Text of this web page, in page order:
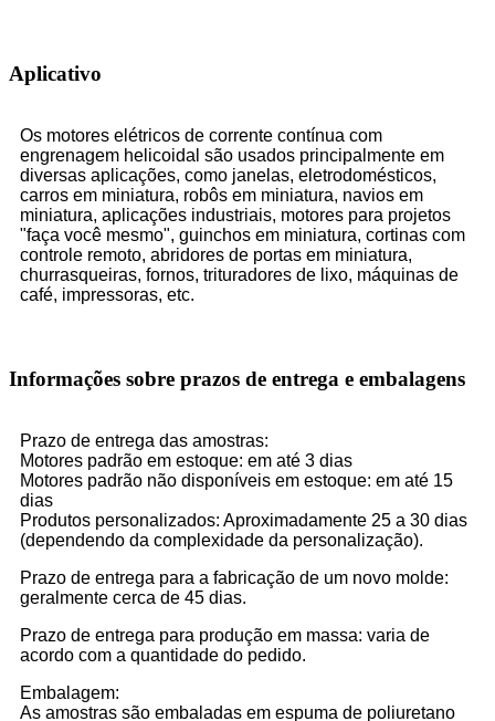
Aplicativo
Os motores elétricos de corrente contínua com
engrenagem helicoidal são usados ​​principalmente em
diversas aplicações, como janelas, eletrodomésticos,
carros em miniatura, robôs em miniatura, navios em
miniatura, aplicações industriais, motores para projetos
"faça você mesmo", guinchos em miniatura, cortinas com
controle remoto, abridores de portas em miniatura,
churrasqueiras, fornos, trituradores de lixo, máquinas de
café, impressoras, etc.
Informações sobre prazos de entrega e embalagens
Prazo de entrega das amostras:
Motores padrão em estoque: em até 3 dias
Motores padrão não disponíveis em estoque: em até 15
dias
Produtos personalizados: Aproximadamente 25 a 30 dias
(dependendo da complexidade da personalização).
Prazo de entrega para a fabricação de um novo molde:
geralmente cerca de 45 dias.
Prazo de entrega para produção em massa: varia de
acordo com a quantidade do pedido.
Embalagem:
As amostras são embaladas em espuma de poliuretano